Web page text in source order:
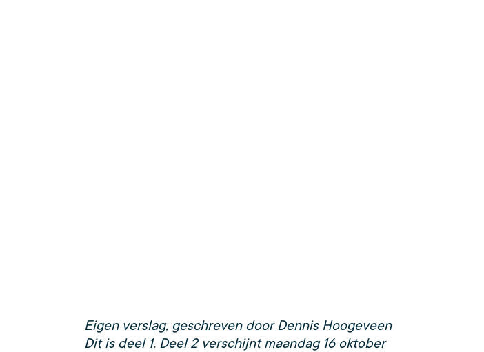
Eigen verslag, geschreven door Dennis Hoogeveen
Dit is deel 1. Deel 2 verschijnt maandag 16 oktober